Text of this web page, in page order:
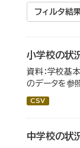
フィルタ結
小学校の状
資料：学校基
のデータを参
CSV
中学校の状